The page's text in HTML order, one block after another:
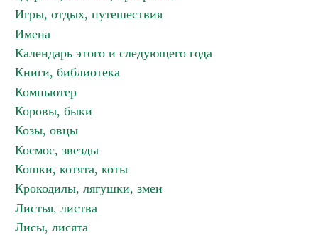
Игры, отдых, путешествия
Имена
Календарь этого и следующего года
Книги, библиотека
Компьютер
Коровы, быки
Козы, овцы
Космос, звезды
Кошки, котята, коты
Крокодилы, лягушки, змеи
Листья, листва
Лисы, лисята